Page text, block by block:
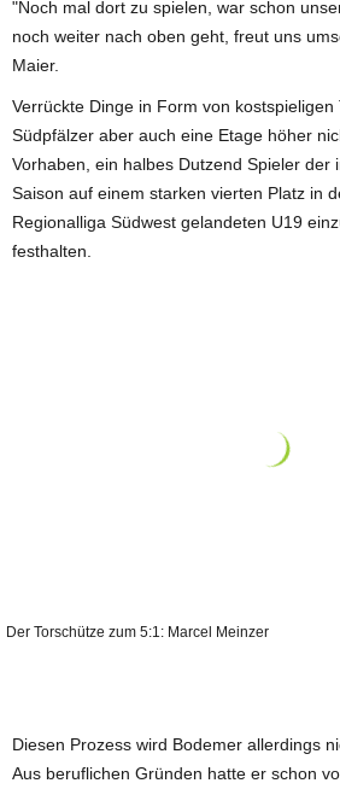
"Noch mal dort zu spielen, war schon
noch weiter nach oben geht, freut uns
Maier.
Verrückte Dinge in Form von
Südpfälzer aber auch eine Etage höher
Vorhaben, ein halbes Dutzend Spieler der
Saison auf einem starken vierten Platz in
Regionalliga Südwest gelandeten U19
festhalten.
Der Torschütze zum 5:1: Marcel Meinzer
Diesen Prozess wird Bodemer allerdings
Aus beruflichen Gründen hatte er schon